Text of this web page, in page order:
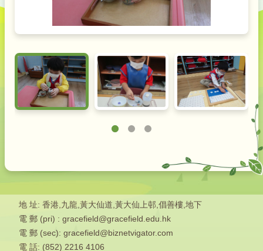
地 址: 香港,九龍,黃大仙道,黃大仙上邨,倡善樓,地下
電 郵 (pri) : gracefield@gracefield.edu.hk
電 郵 (sec): gracefield@biznetvigator.com
電 話: (852) 2216 4106